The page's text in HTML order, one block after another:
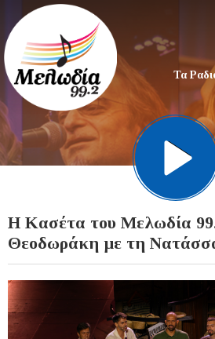
Τα
Η Κασέτα του Μελωδία
Θεοδωράκη με τη